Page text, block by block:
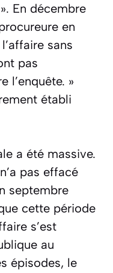
En décembre
en
sans
pas
l’enquête. »
établi
a été massive.
pas effacé
septembre
cette période
s’est
au
épisodes, le